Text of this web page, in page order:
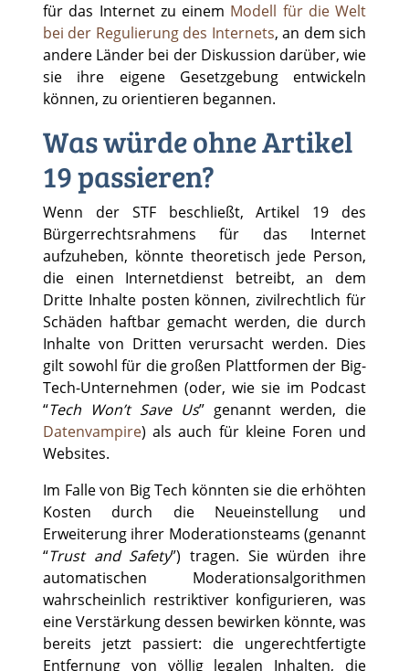
für das Internet zu einem Modell für die Welt
bei der Regulierung des Internets, an dem sich
andere Länder bei der Diskussion darüber, wie
sie ihre eigene Gesetzgebung entwickeln
können, zu orientieren begannen.
Was würde ohne Artikel
19 passieren?
Wenn der STF beschließt, Artikel 19 des
Bürgerrechtsrahmens für das Internet
aufzuheben, könnte theoretisch jede Person,
die einen Internetdienst betreibt, an dem
Dritte Inhalte posten können, zivilrechtlich für
Schäden haftbar gemacht werden, die durch
Inhalte von Dritten verursacht werden. Dies
gilt sowohl für die großen Plattformen der Big-
Tech-Unternehmen (oder, wie sie im Podcast
“Tech Won’t Save Us” genannt werden, die
Datenvampire) als auch für kleine Foren und
Websites.
Im Falle von Big Tech könnten sie die erhöhten
Kosten durch die Neueinstellung und
Erweiterung ihrer Moderationsteams (genannt
“Trust and Safety”) tragen. Sie würden ihre
automatischen Moderationsalgorithmen
wahrscheinlich restriktiver konfigurieren, was
eine Verstärkung dessen bewirken könnte, was
bereits jetzt passiert: die ungerechtfertigte
Entfernung von völlig legalen Inhalten, die